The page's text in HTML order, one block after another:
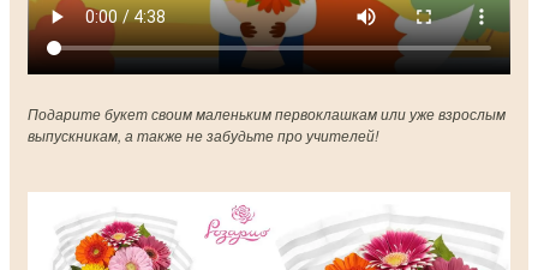
Подарите букет своим маленьким первоклашкам или уже взрослым
выпускникам, а также не забудьте про учителей!